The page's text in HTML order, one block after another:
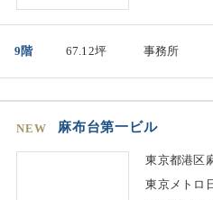
9階 67.12坪 事務所
NEW 麻布台第一ビル
東京都港区
東京メトロ